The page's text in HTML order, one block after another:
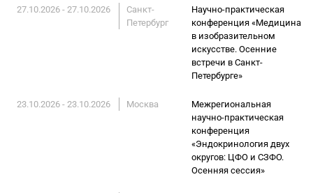
27.10.2026 - 27.10.2026
Санкт-
Петербург
Научно-практическая
конференция «Медицина
в изобразительном
искусстве. Осенние
встречи в Санкт-
Петербурге»
23.10.2026 - 23.10.2026 Москва
Межрегиональная
научно-практическая
конференция
«Эндокринология двух
округов: ЦФО и СЗФО.
Осенняя сессия»